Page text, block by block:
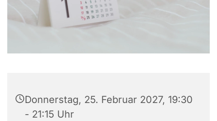
Donnerstag, 25. Februar 2027, 19:30
- 21:15 Uhr